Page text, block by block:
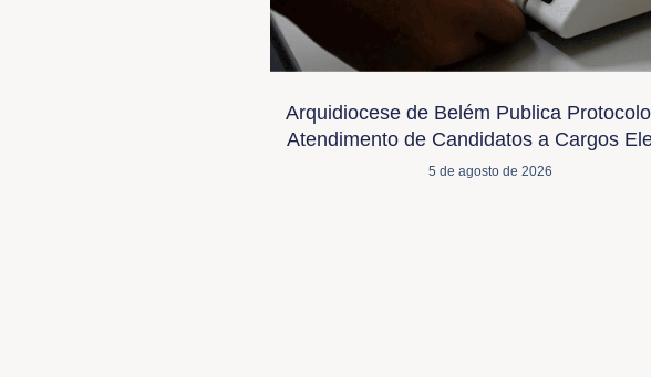
Arquidiocese de Belém Publica
Atendimento de Candidatos a Cargos
5 de agosto de 2026